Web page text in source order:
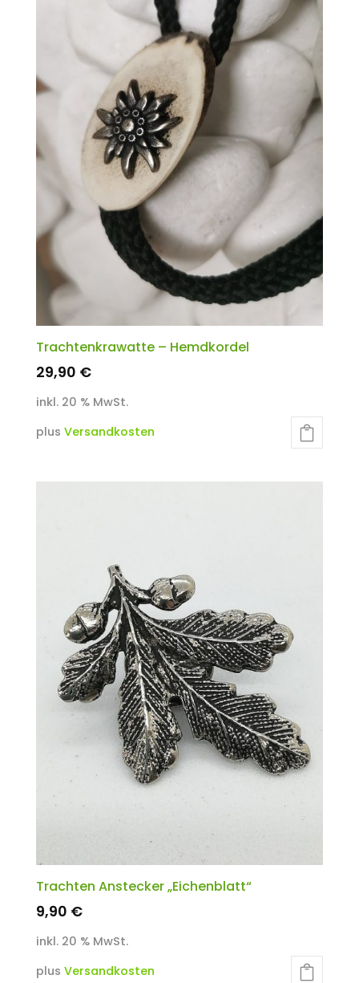
Trachtenkrawatte – Hemdkordel
29,90 €
inkl. 20 % MwSt.
plus Versandkosten
Trachten Anstecker „Eichenblatt“
9,90 €
inkl. 20 % MwSt.
plus Versandkosten